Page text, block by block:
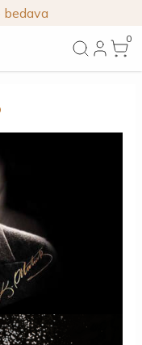
bedava
0